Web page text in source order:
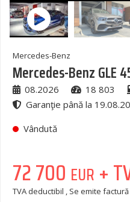
Mercedes-Benz
Mercedes-Benz GLE
08.2026 18 803
Garanţie până la
Vândută
72 700 EUR +
TVA deductibil , Se emite factură